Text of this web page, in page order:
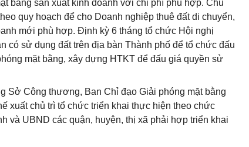
bằng sản xuất kinh doanh với chi phí phù hợp. Chủ
quy hoạch để cho Doanh nghiệp thuê đất di chuyển,
mới phù hợp. Định kỳ 6 tháng tổ chức Hội nghị
có sử dụng đất trên địa bàn Thành phố để tổ chức đấu
mặt bằng, xây dựng HTKT để đấu giá quyền sử
Sở Công thương, Ban Chỉ đạo Giải phóng mặt bằng
xuất chủ trì tổ chức triển khai thực hiện theo chức
và UBND các quận, huyện, thị xã phải hợp triển khai